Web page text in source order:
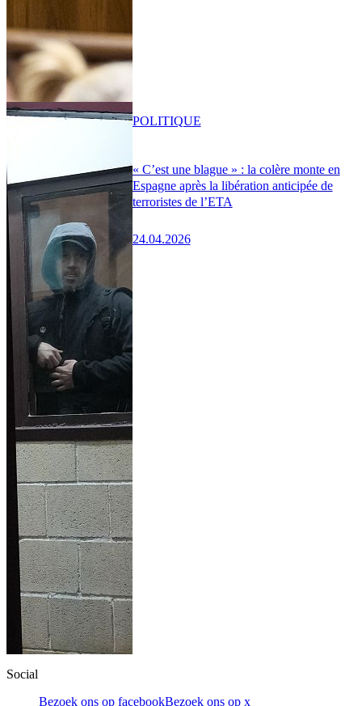
« C’est une blague » : la colère monte en
Espagne après la libération anticipée de
terroristes de l’ETA
24.04.2026
POLITIQUE
Social
Bezoek ons op facebookBezoek ons op x